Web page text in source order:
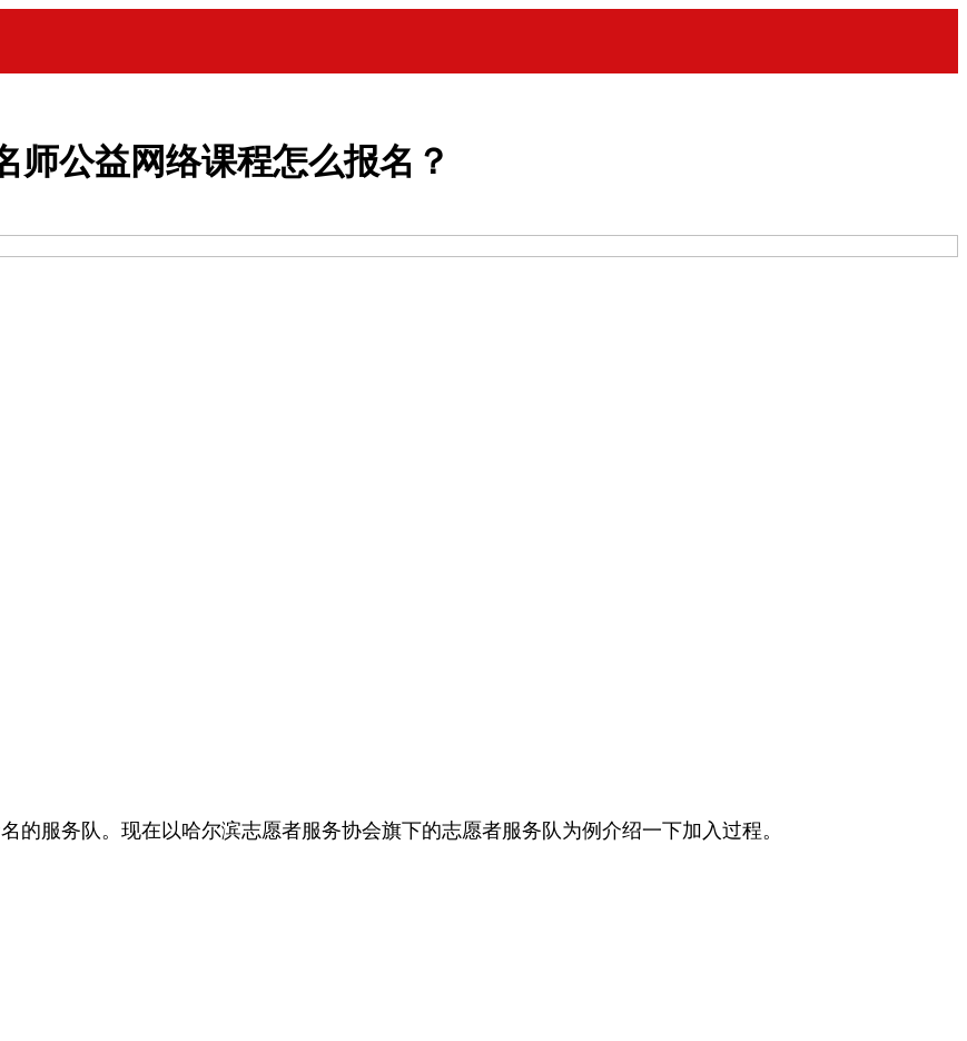
师公益网络课程怎么报名？
的服务队。现在以哈尔滨志愿者服务协会旗下的志愿者服务队为例介绍一下加入过程。